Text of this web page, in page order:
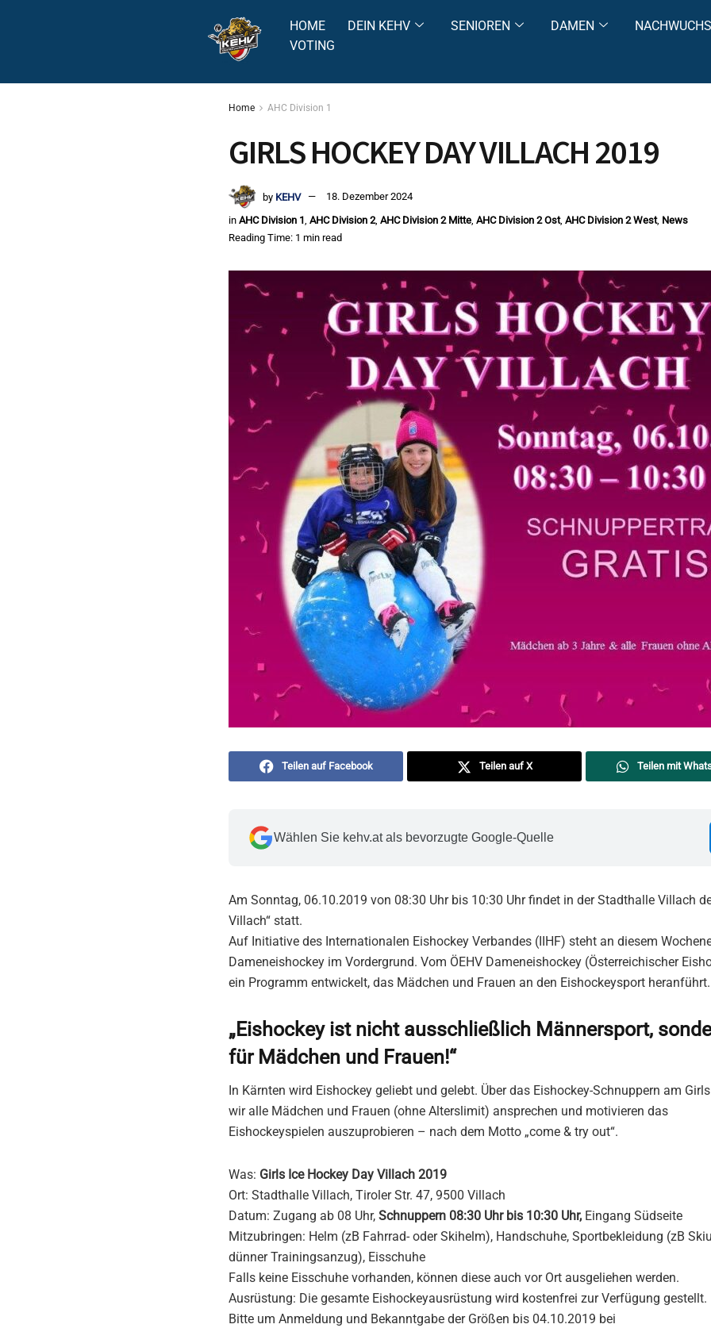
HOME DEIN KEHV SENIOREN DAMEN NACHWUCHS
VOTING
Home AHC Division 1
GIRLS HOCKEY DAY VILLACH 2019
by KEHV
18. Dezember 2024
in AHC Division 1 AHC Division 2, AHC Division 2 Mitte AHC Division 2 Ost, AHC Division 2 West, News
Reading Time: 1 min read
Teilen auf Facebook Teilen auf X Teilen mit
Wählen Sie kehv.at als bevorzugte Google-Quelle
Am Sonntag, 06.10.2019 von 08:30 Uhr bis 10:30 Uhr findet in der Stadthalle Villach
Villach“ statt.
Auf Initiative des Internationalen Eishockey Verbandes (IIHF) steht an diesem
Dameneishockey im Vordergrund. Vom ÖEHV Dameneishockey (Österreichischer
ein Programm entwickelt, das Mädchen und Frauen an den Eishockeysport heranführt.
„Eishockey ist nicht ausschließlich Männersport,
für Mädchen und Frauen!“
In Kärnten wird Eishockey geliebt und gelebt. Über das Eishockey-Schnuppern am
wir alle Mädchen und Frauen (ohne Alterslimit) ansprechen und motivieren das
Eishockeyspielen auszuprobieren – nach dem Motto „come & try out“.
Was: Girls Ice Hockey Day Villach 2019
Ort: Stadthalle Villach, Tiroler Str. 47, 9500 Villach
Datum: Zugang ab 08 Uhr, Schnuppern 08:30 Uhr bis 10:30 Uhr, Eingang Südseite
Mitzubringen: Helm (zB Fahrrad- oder Skihelm), Handschuhe, Sportbekleidung (zB
dünner Trainingsanzug), Eisschuhe
Falls keine Eisschuhe vorhanden, können diese auch vor Ort ausgeliehen werden.
Ausrüstung: Die gesamte Eishockeyausrüstung wird kostenfrei zur Verfügung gestellt.
Bitte um Anmeldung und Bekanntgabe der Größen bis 04.10.2019 bei